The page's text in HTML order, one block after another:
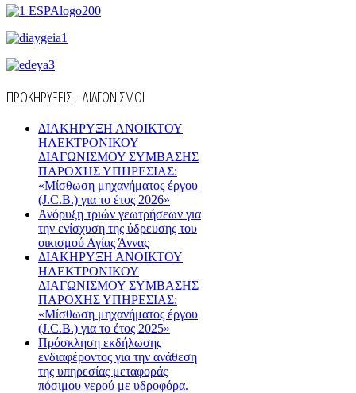
ΠΡΟΚΗΡΥΞΕΙΣ - ΔΙΑΓΩΝΙΣΜΟΙ
ΔΙΑΚΗΡΥΞΗ ΑΝΟΙΚΤΟΥ
ΗΛΕΚΤΡΟΝΙΚΟΥ
ΔΙΑΓΩΝΙΣΜΟΥ ΣΥΜΒΑΣΗΣ
ΠΑΡΟΧΗΣ ΥΠΗΡΕΣΙΑΣ:
«Μίσθωση μηχανήματος έργου
(J.C.B.) για το έτος 2026»
Ανόρυξη τριών γεωτρήσεων για
την ενίσχυση της ύδρευσης του
οικισμού Αγίας Άννας
ΔΙΑΚΗΡΥΞΗ ΑΝΟΙΚΤΟΥ
ΗΛΕΚΤΡΟΝΙΚΟΥ
ΔΙΑΓΩΝΙΣΜΟΥ ΣΥΜΒΑΣΗΣ
ΠΑΡΟΧΗΣ ΥΠΗΡΕΣΙΑΣ:
«Μίσθωση μηχανήματος έργου
(J.C.B.) για το έτος 2025»
Πρόσκληση εκδήλωσης
ενδιαφέροντος για την ανάθεση
της υπηρεσίας μεταφοράς
πόσιμου νερού με υδροφόρα.